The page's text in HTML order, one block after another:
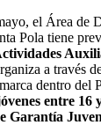
el Área de
Pola tiene
a través
dentro
entre 16
Garantía